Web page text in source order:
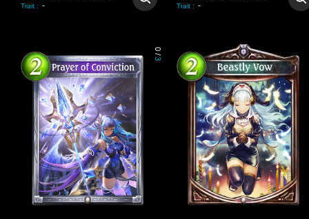
Trait : - Trait : -
0
/
3